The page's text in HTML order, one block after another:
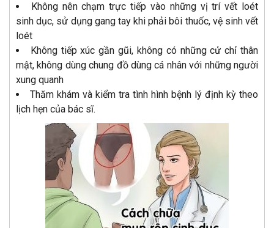
Không nên chạm trực tiếp vào những vị trí vết loét
sinh dục, sử dụng gang tay khi phải bôi thuốc, vệ sinh vết
loét
Không tiếp xúc gần gũi, không có những cử chỉ thân
mật, không dùng chung đồ dùng cá nhân với những người
xung quanh
Thăm khám và kiểm tra tình hình bệnh lý định kỳ theo
lịch hẹn của bác sĩ.